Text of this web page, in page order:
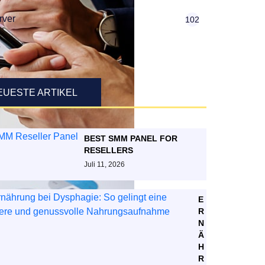
102
ARTIKEL
BEST SMM PANEL FOR
RESELLERS
Juli 11, 2026
E
R
N
Ä
H
R